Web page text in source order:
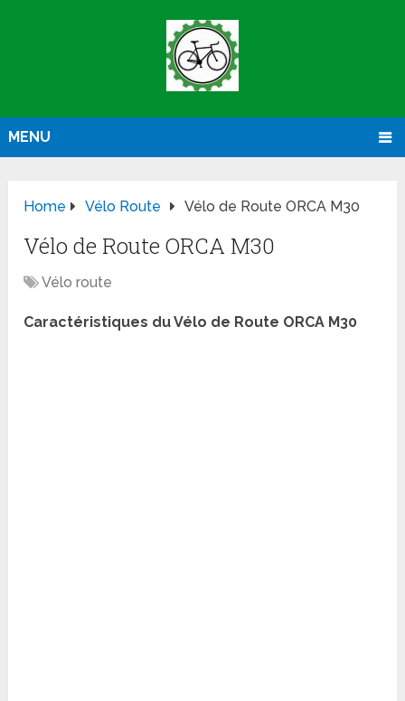
MENU
Home Vélo Route Vélo de Route ORCA M30
Vélo de Route ORCA M30
Vélo route
Caractéristiques du Vélo de Route ORCA M30